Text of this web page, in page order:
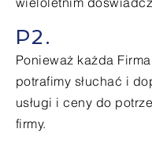
P2.
Ponieważ każda
potrafimy słuchać i
usługi i ceny do
firmy.